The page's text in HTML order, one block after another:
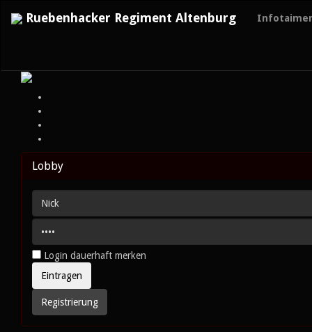
Ruebenhacker Regiment Altenburg
Lobby
Login dauerhaft merken
Registrierung